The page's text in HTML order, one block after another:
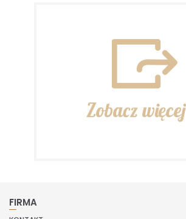
Zobacz więcej
FIRMA